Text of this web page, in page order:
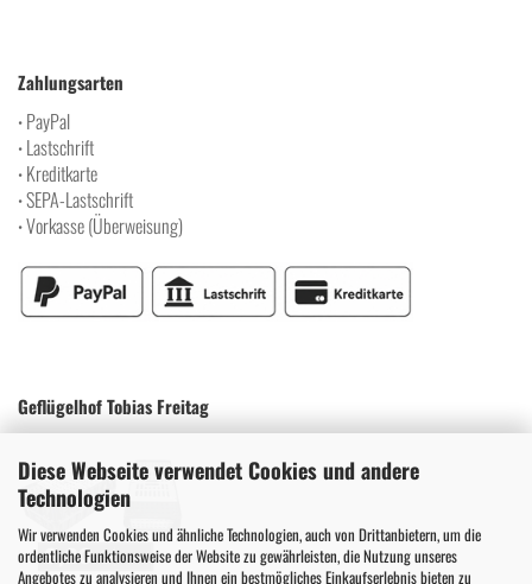
Diese Webseite verwendet Cookies und andere
Technologien
Wir verwenden Cookies und ähnliche Technologien, auch von Drittanbietern, um die
ordentliche Funktionsweise der Website zu gewährleisten, die Nutzung unseres
Angebotes zu analysieren und Ihnen ein bestmögliches Einkaufserlebnis bieten zu
Zahlungsarten
•PayPal
•Lastschrift
•Kreditkarte
•SEPA-Lastschrift
•Vorkasse (Überweisung)
Geflügelhof Tobias Freitag